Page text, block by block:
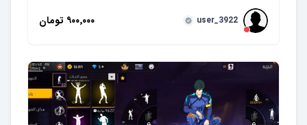
user_3922 ۹۰۰٬۰۰۰ تومان